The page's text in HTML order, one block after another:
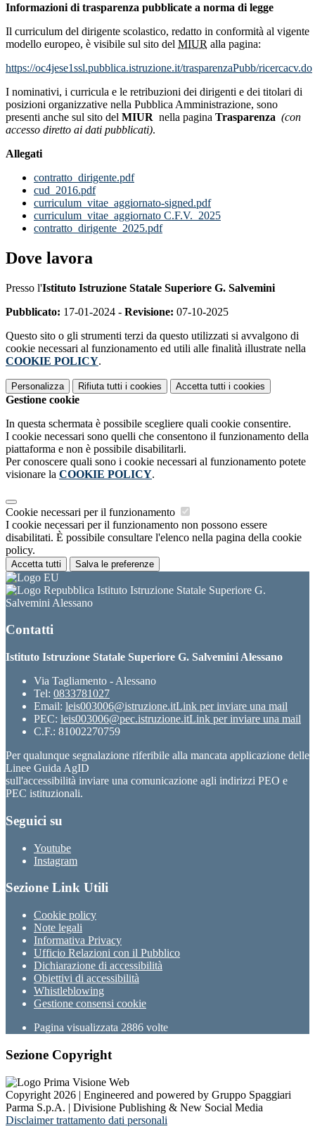
Informazioni di trasparenza pubblicate a norma di legge
Il curriculum del dirigente scolastico, redatto in conformità al vigente
modello europeo, è visibile sul sito del MIUR alla pagina:
https://oc4jese1ssl.pubblica.istruzione.it/trasparenzaPubb/ricercacv.do
I nominativi, i curricula e le retribuzioni dei dirigenti e dei titolari di
posizioni organizzative nella Pubblica Amministrazione, sono
presenti anche sul sito del MIUR nella pagina Trasparenza (con
accesso diretto ai dati pubblicati).
Allegati
contratto_dirigente.pdf
cud_2016.pdf
curriculum_vitae_aggiornato-signed.pdf
curriculum_vitae_aggiornato C.F.V._2025
contratto_dirigente_2025.pdf
Dove lavora
Presso l'Istituto Istruzione Statale Superiore G. Salvemini
Pubblicato: 17-01-2024 - Revisione: 07-10-2025
Questo sito o gli strumenti terzi da questo utilizzati si avvalgono di
cookie necessari al funzionamento ed utili alle finalità illustrate nella
COOKIE POLICY.
Personalizza Rifiuta tutti i cookies Accetta tutti i cookies
Gestione cookie
In questa schermata è possibile scegliere quali cookie consentire.
I cookie necessari sono quelli che consentono il funzionamento della
piattaforma e non è possibile disabilitarli.
Per conoscere quali sono i cookie necessari al funzionamento potete
visionare la COOKIE POLICY.
Cookie necessari per il funzionamento
I cookie necessari per il funzionamento non possono essere
disabilitati. È possibile consultare l'elenco nella pagina della cookie
policy.
Accetta tutti Salva le preferenze
Istituto Istruzione Statale Superiore G.
Salvemini Alessano
Contatti
Istituto Istruzione Statale Superiore G. Salvemini Alessano
Via Tagliamento - Alessano
Tel: 0833781027
Email: leis003006@istruzione.itLink per inviare una mail
PEC: leis003006@pec.istruzione.itLink per inviare una mail
C.F.: 81002270759
Per qualunque segnalazione riferibile alla mancata applicazione delle
Linee Guida AgID
sull'accessibilità inviare una comunicazione agli indirizzi PEO e
PEC istituzionali.
Seguici su
Youtube
Instagram
Sezione Link Utili
Cookie policy
Note legali
Informativa Privacy
Ufficio Relazioni con il Pubblico
Dichiarazione di accessibilità
Obiettivi di accessibilità
Whistleblowing
Gestione consensi cookie
Pagina visualizzata 2886 volte
Sezione Copyright
Copyright 2026 | Engineered and powered by Gruppo Spaggiari
Parma S.p.A. | Divisione Publishing & New Social Media
Disclaimer trattamento dati personali